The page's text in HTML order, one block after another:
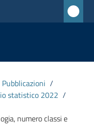
Pubblicazioni /
statistico 2022 /
numero classi e